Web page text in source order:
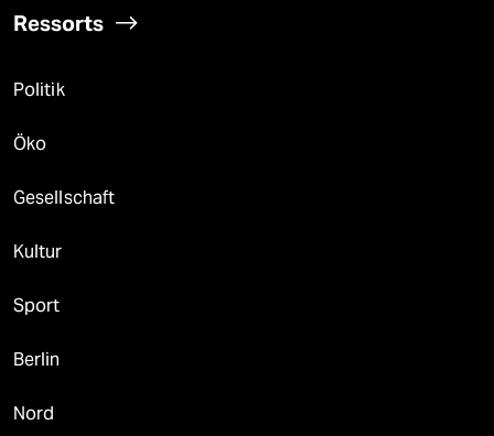
Ressorts
Politik
Öko
Gesellschaft
Kultur
Sport
Berlin
Nord